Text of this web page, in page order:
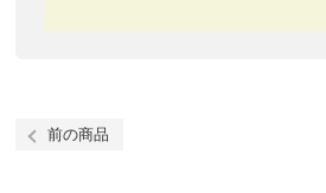
前の商品